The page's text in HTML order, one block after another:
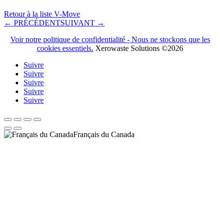
Retour à la liste V-Move
← PRÉCÉDENTSUIVANT →
Voir notre politique de confidentialité - Nous ne stockons que les
cookies essentiels. Xerowaste Solutions ©2026
Suivre
Suivre
Suivre
Suivre
Suivre
Français du Canada